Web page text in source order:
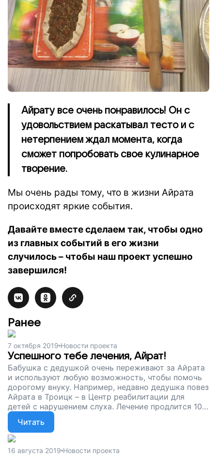
Айрату все очень понравилось! Он с
удовольствием раскатывал тесто и с
нетерпением ждал момента, когда
сможет попробовать свое кулинарное
творение.
Мы очень рады тому, что в жизни Айрата
происходят яркие события.
Давайте вместе сделаем так, чтобы одно
из главных событий в его жизни
случилось – чтобы наш проект успешно
завершился!
Ранее
7 октября 2019 Новости проекта
Успешного тебе лечения, Айрат!
Бабушка с дедушкой очень переживают за Айрата
и используют любую возможность, чтобы помочь
дорогому внуку. Например, недавно дедушка повез
Айрата в Троицк – в Центр реабилитации для
детей с нарушением слуха. Лечение продлится 10
дней, и мы верим, что оно поможет мальчику!
Читать
16 августа 2019 Новости проекта